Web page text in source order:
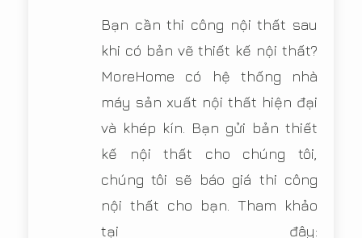
Bạn cần thi công nội thất sau
khi có bản vẽ thiết kế nội thất?
MoreHome có hệ thống nhà
máy sản xuất nội thất hiện đại
và khép kín. Bạn gửi bản thiết
kế nội thất cho chúng tôi,
chúng tôi sẽ báo giá thi công
nội thất cho bạn. Tham khảo
tại đây: